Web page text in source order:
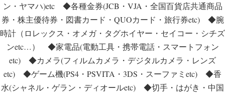
ン・ヤマハ)etc ◆各種金券(JCB・VJA・全国百貨店共通商品
券・株主優待券・図書カード・QUOカード・旅行券etc) ◆腕
時計（ロレックス・オメガ・タグホイヤー・セイコー・シチズ
ンetc…） ◆家電品(電動工具・携帯電話・スマートフォン
etc) ◆カメラ(フィルムカメラ・デジタルカメラ・レンズ
etc) ◆ゲーム機(PS4・PSVITA・3DS・スーファミetc) ◆香
水(シャネル・ゲラン・ディオールetc) ◆切手・はがき・中国